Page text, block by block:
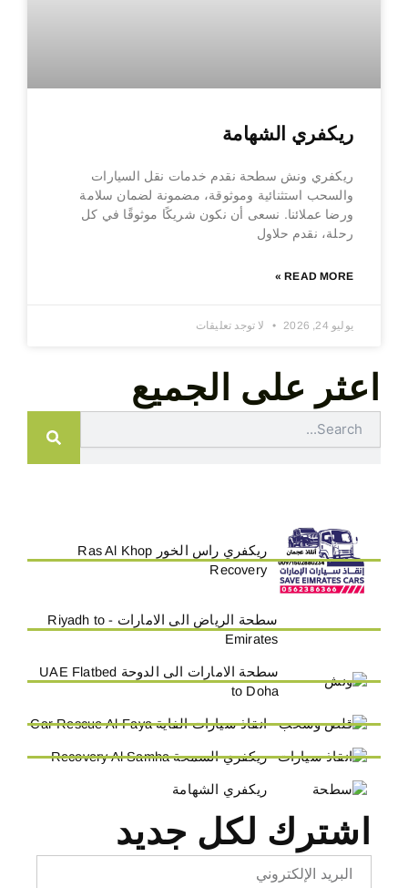
ريكفري الشهامة
ريكفري ونش سطحة نقدم خدمات نقل السيارات
والسحب استثنائية وموثوقة، مضمونة لضمان سلامة
ورضا عملائنا. نسعى أن نكون شريكًا موثوقًا في كل
رحلة، نقدم حلاول
READ MORE »
يوليو 24, 2026 لا توجد تعليقات
اعثر على الجميع
ريكفري راس الخور Ras Al Khop
Recovery
سطحة الرياض الى الامارات - Riyadh to
Emirates
سطحة الامارات الى الدوحة UAE Flatbed
to Doha
انقاذ سيارات الفاية Car Rescue Al-Faya
ريكفري السمحة Recovery Al Samha
ريكفري الشهامة
اشترك لكل جديد